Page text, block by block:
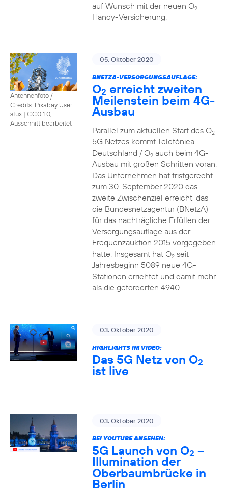
auf Wunsch mit der neuen O2
Handy-Versicherung.
Antennenfoto /
Credits: Pixabay User
stux | CC0 1.0,
Ausschnitt bearbeitet
05. Oktober 2020
BNETZA-VERSORGUNGSAUFLAGE:
O2 erreicht zweiten
Meilenstein beim 4G-
Ausbau
Parallel zum aktuellen Start des O2
5G Netzes kommt Telefónica
Deutschland / O2auch beim 4G-
Ausbau mit großen Schritten voran.
Das Unternehmen hat fristgerecht
zum 30. September 2020 das
zweite Zwischenziel erreicht, das
die Bundesnetzagentur (BNetzA)
für das nachträgliche Erfüllen der
Versorgungsauflage aus der
Frequenzauktion 2015 vorgegeben
hatte. Insgesamt hat O2seit
Jahresbeginn 5089 neue 4G-
Stationen errichtet und damit mehr
als die geforderten 4940.
03. Oktober 2020
HIGHLIGHTS IM VIDEO:
Das 5G Netz von O2
ist live
03. Oktober 2020
BEI YOUTUBE ANSEHEN:
5G Launch von O2 –
Illumination der
Oberbaumbrücke in
Berlin